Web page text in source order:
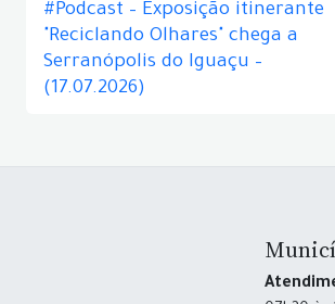
#Podcast – Exposição itinerante
"Reciclando Olhares" chega a
Serranópolis do Iguaçu –
(17.07.2026)